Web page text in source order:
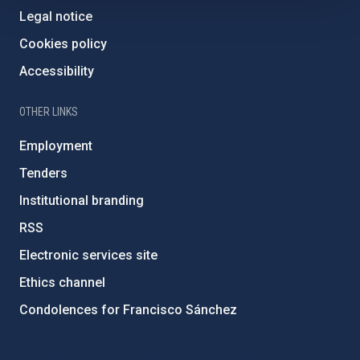
Legal notice
Cookies policy
Accessibility
OTHER LINKS
Employment
Tenders
Institutional branding
RSS
Electronic services site
Ethics channel
Condolences for Francisco Sánchez